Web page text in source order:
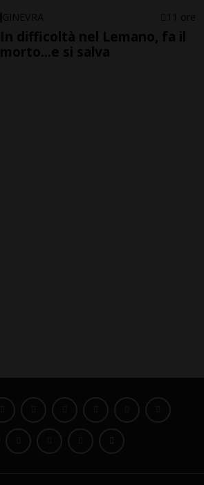
GINEVRA 11 ore
In difficoltà nel Lemano, fa il
morto...e si salva